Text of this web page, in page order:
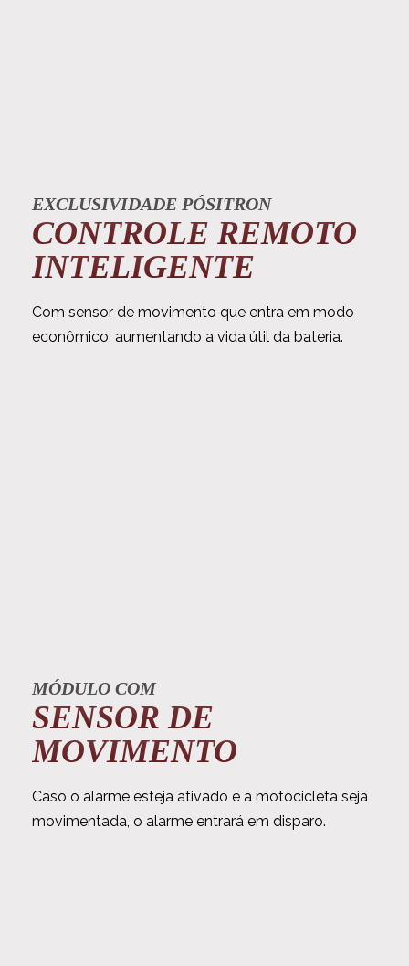
EXCLUSIVIDADE PÓSITRON
CONTROLE REMOTO
INTELIGENTE
Com sensor de movimento que entra em modo
econômico, aumentando a vida útil da bateria.
MÓDULO COM
SENSOR DE
MOVIMENTO
Caso o alarme esteja ativado e a motocicleta seja
movimentada, o alarme entrará em disparo.